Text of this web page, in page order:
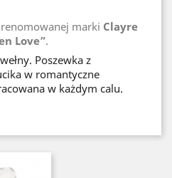
marki Clayre
Love”.
Poszewka z
w romantyczne
w każdym calu.